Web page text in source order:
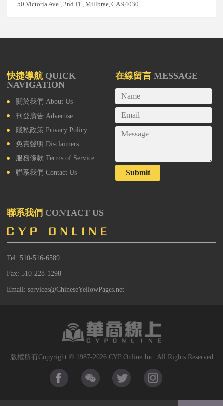
50 Victoria Ave., 2nd Fl., Millbrae, CA 94030
快捷導航 QUICK
NAVIGATION
關於我們 About Us
刊登廣告 Advertise
隱私政策 Privacy Policy
免責聲明 Disclaimers
服務條款 Terms of Service
聯系我們 Contact Us
在線留言 MESSAGE
Submit
聯系我們 CONTACT US
Tel: 510-516-6589
Fax: 510-228-1298
Email: services@ChineseYellowPages.net
版權所有Copyright © 1987-2026 CYP Online Inc. All Rights Reserved